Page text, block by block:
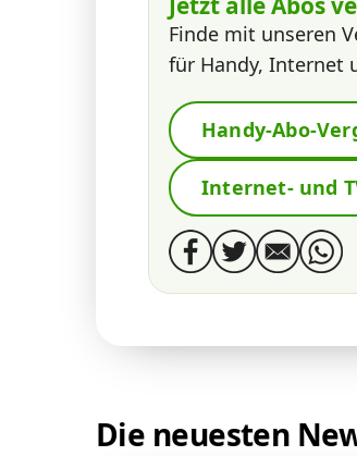
Finde mit unseren
für Handy, Internet
Handy-Abo-
Internet- und
Die neuesten